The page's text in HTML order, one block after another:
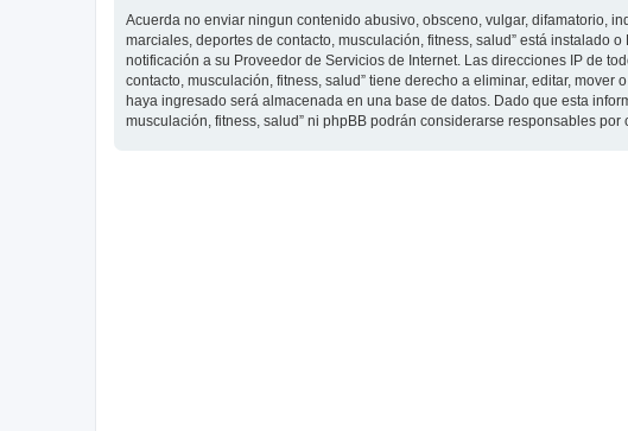
Acuerda no enviar ningun contenido abusivo, obsceno, vulgar, difamatorio,
marciales, deportes de contacto, musculación, fitness, salud” está instalado
notificación a su Proveedor de Servicios de Internet. Las direcciones IP de
contacto, musculación, fitness, salud” tiene derecho a eliminar, editar,
haya ingresado será almacenada en una base de datos. Dado que esta
musculación, fitness, salud” ni phpBB podrán considerarse responsables